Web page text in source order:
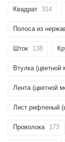
Квадрат 314
Полоса из
Шток 138
Втулка (цветной
Лента (цветной
Лист рифленый
Проволока 173